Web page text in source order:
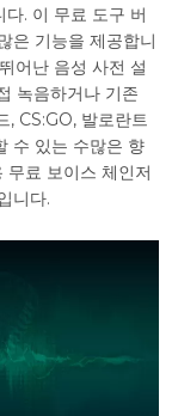
. 이 무료 도구 버
은 기능을 제공합니
어난 음성 사전 설
녹음하거나 기존
, CS:GO, 발로란트
수 있는 수많은 향
료 보이스 체인저
니다.